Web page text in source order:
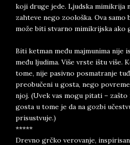
koji druge jede. Ljudska mimikrija
zahteve nego zoološka. Ova samo
može biti stvarno mimikrijska ako
Biti ketman među majmunima nije
među ljudima. Više vrste ištu više.
tome, nije pasivno posmatranje
preobučeni u gosta, nego
njoj. (Uvek vas mogu pitati – zašto
gosta u tome je da na gozbi
prisustvuje.)
*****
Drevno grčko verovanje,